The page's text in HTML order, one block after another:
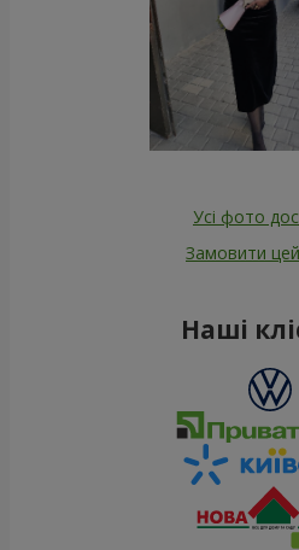
Усі фото
Замовити
Наші